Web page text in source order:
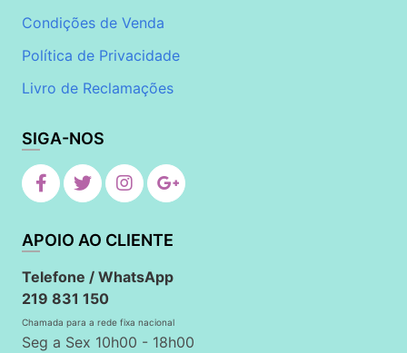
Condições de Venda
Política de Privacidade
Livro de Reclamações
SIGA-NOS
APOIO AO CLIENTE
Telefone / WhatsApp
219 831 150
Chamada para a rede fixa nacional
Seg a Sex 10h00 - 18h00